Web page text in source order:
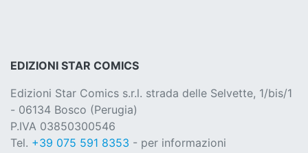
EDIZIONI STAR COMICS
Edizioni Star Comics s.r.l. strada delle Selvette, 1/bis/1
- 06134 Bosco (Perugia)
P.IVA 03850300546
Tel. +39 075 591 8353 - per informazioni